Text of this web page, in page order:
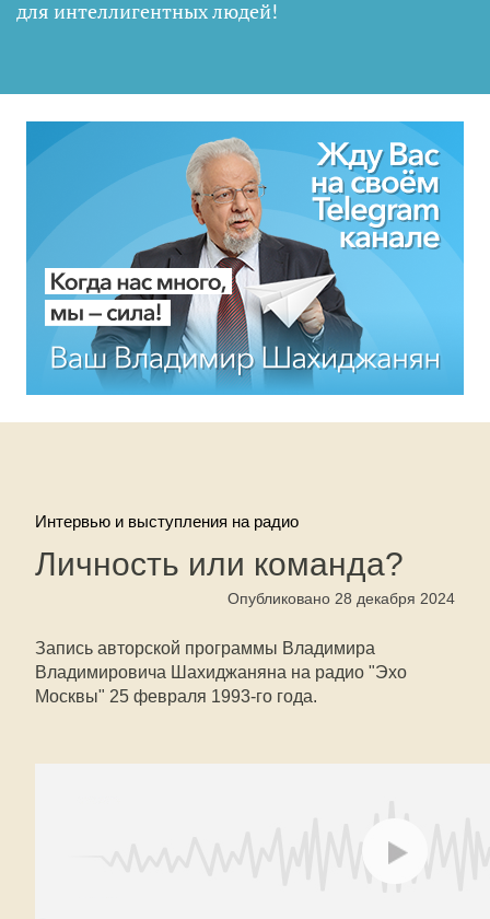
для интеллигентных людей!
Интервью и выступления на радио
Личность или команда?
Опубликовано 28 декабря 2024
Запись авторской программы Владимира
Владимировича Шахиджаняна на радио "Эхо
Москвы" 25 февраля 1993-го года.